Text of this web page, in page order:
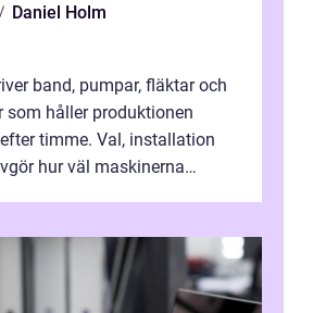
Daniel Holm
band, pumpar, fläktar och
som håller produktionen
timme. Val, installation
hur väl maskinerna